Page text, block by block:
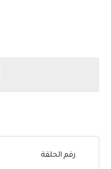
رقم الحلقة